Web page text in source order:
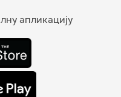
апликацију